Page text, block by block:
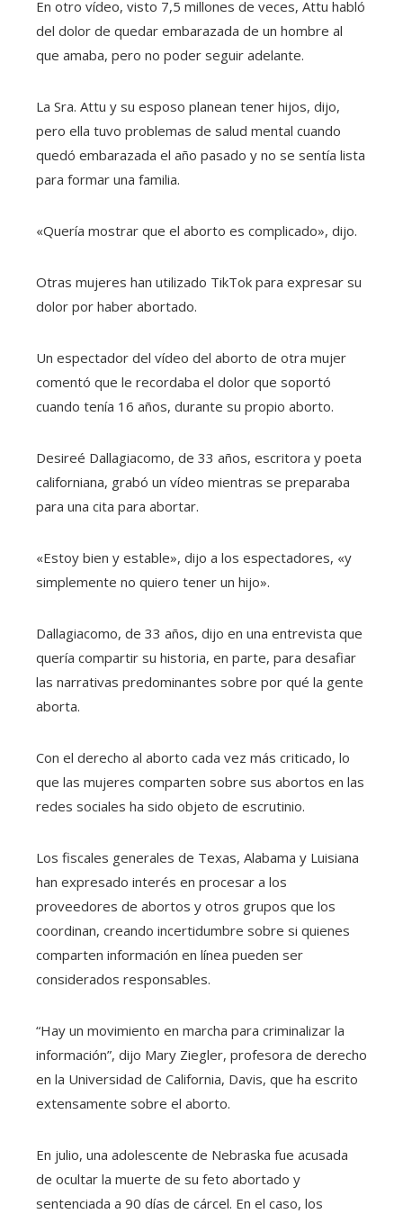
En otro vídeo, visto 7,5 millones de veces, Attu habló
del dolor de quedar embarazada de un hombre al
que amaba, pero no poder seguir adelante.
La Sra. Attu y su esposo planean tener hijos, dijo,
pero ella tuvo problemas de salud mental cuando
quedó embarazada el año pasado y no se sentía lista
para formar una familia.
«Quería mostrar que el aborto es complicado», dijo.
Otras mujeres han utilizado TikTok para expresar su
dolor por haber abortado.
Un espectador del vídeo del aborto de otra mujer
comentó que le recordaba el dolor que soportó
cuando tenía 16 años, durante su propio aborto.
Desireé Dallagiacomo, de 33 años, escritora y poeta
californiana, grabó un vídeo mientras se preparaba
para una cita para abortar.
«Estoy bien y estable», dijo a los espectadores, «y
simplemente no quiero tener un hijo».
Dallagiacomo, de 33 años, dijo en una entrevista que
quería compartir su historia, en parte, para desafiar
las narrativas predominantes sobre por qué la gente
aborta.
Con el derecho al aborto cada vez más criticado, lo
que las mujeres comparten sobre sus abortos en las
redes sociales ha sido objeto de escrutinio.
Los fiscales generales de Texas, Alabama y Luisiana
han expresado interés en procesar a los
proveedores de abortos y otros grupos que los
coordinan, creando incertidumbre sobre si quienes
comparten información en línea pueden ser
considerados responsables.
“Hay un movimiento en marcha para criminalizar la
información”, dijo Mary Ziegler, profesora de derecho
en la Universidad de California, Davis, que ha escrito
extensamente sobre el aborto.
En julio, una adolescente de Nebraska fue acusada
de ocultar la muerte de su feto abortado y
sentenciada a 90 días de cárcel. En el caso, los